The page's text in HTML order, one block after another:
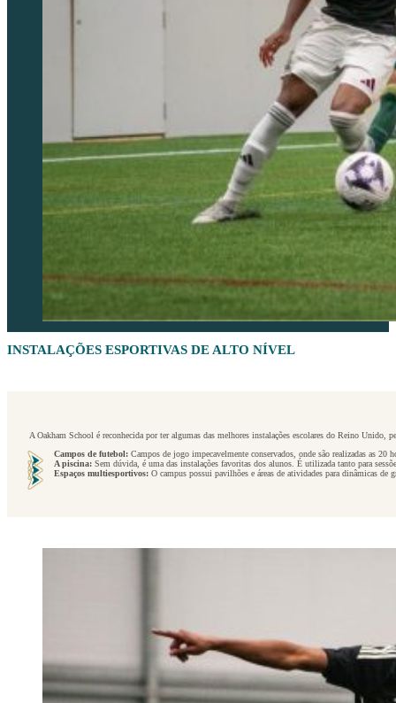
INSTALAÇÕES ESPORTIVAS DE ALTO NÍVEL
A Oakham School é reconhecida por ter algumas das melhores instalações escolares do Reino
Campos de futebol:Campos de jogo impecavelmente conservados, onde são realizadas as 20
A piscina:Sem dúvida, é uma das instalações favoritas dos alunos. É utilizada tanto para
Espaços multiesportivos:O campus possui pavilhões e áreas de atividades para dinâmicas de